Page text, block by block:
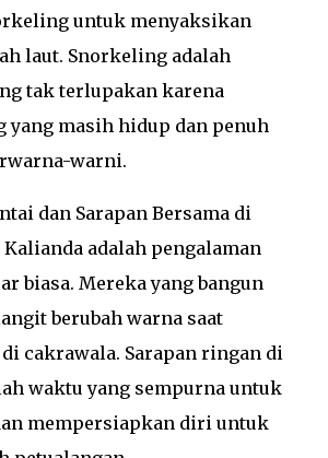
untuk menyaksikan
laut. Snorkeling adalah
tak terlupakan karena
yang masih hidup dan penuh
warni.
dan Sarapan Bersama di
Kalianda adalah pengalaman
biasa. Mereka yang bangun
berubah warna saat
cakrawala. Sarapan ringan di
waktu yang sempurna untuk
mempersiapkan diri untuk